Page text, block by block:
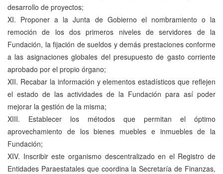
desarrollo de proyectos;
XI. Proponer a la Junta de Gobierno el nombramiento o la
remoción de los dos primeros niveles de servidores de la
Fundación, la fijación de sueldos y demás prestaciones conforme
a las asignaciones globales del presupuesto de gasto corriente
aprobado por el propio órgano;
XII. Recabar la información y elementos estadísticos que reflejen
el estado de las actividades de la Fundación para así poder
mejorar la gestión de la misma;
XIII. Establecer los métodos que permitan el óptimo
aprovechamiento de los bienes muebles e inmuebles de la
Fundación;
XIV. Inscribir este organismo descentralizado en el Registro de
Entidades Paraestatales que coordina la Secretaría de Finanzas,